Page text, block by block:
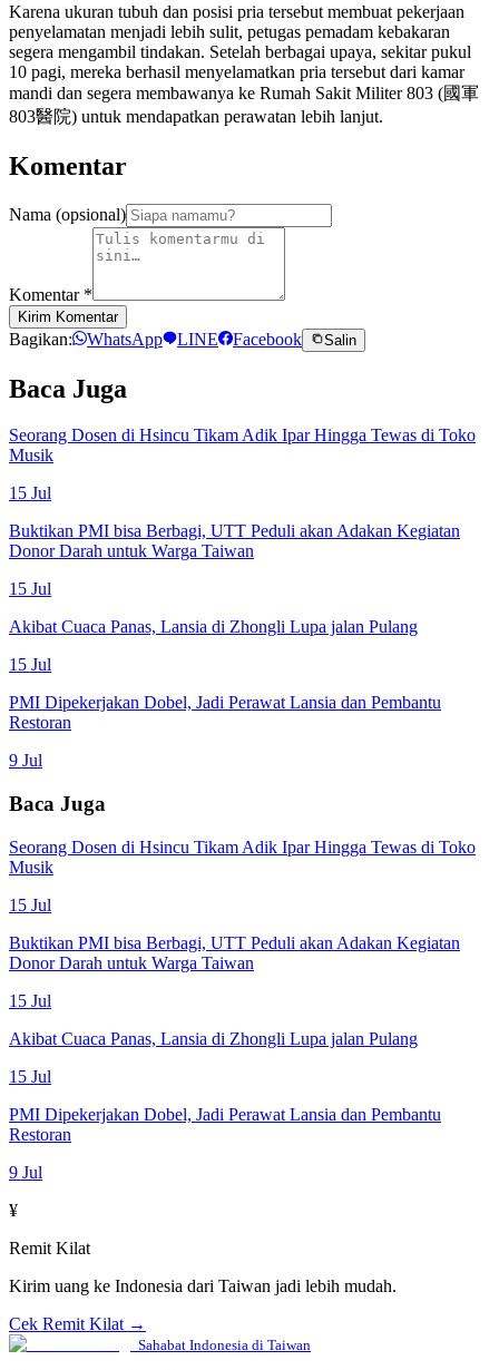
Karena ukuran tubuh dan posisi pria tersebut membuat pekerjaan
penyelamatan menjadi lebih sulit, petugas pemadam kebakaran
segera mengambil tindakan. Setelah berbagai upaya, sekitar pukul
10 pagi, mereka berhasil menyelamatkan pria tersebut dari kamar
mandi dan segera membawanya ke Rumah Sakit Militer 803 (國軍
803醫院) untuk mendapatkan perawatan lebih lanjut.
Komentar
Nama (opsional)
Komentar *
Kirim Komentar
Bagikan: WhatsApp LINE Facebook Salin
Baca Juga
Seorang Dosen di Hsincu Tikam Adik Ipar Hingga Tewas di Toko
Musik
15 Jul
Buktikan PMI bisa Berbagi, UTT Peduli akan Adakan Kegiatan
Donor Darah untuk Warga Taiwan
15 Jul
Akibat Cuaca Panas, Lansia di Zhongli Lupa jalan Pulang
15 Jul
PMI Dipekerjakan Dobel, Jadi Perawat Lansia dan Pembantu
Restoran
9 Jul
Baca Juga
Seorang Dosen di Hsincu Tikam Adik Ipar Hingga Tewas di Toko
Musik
15 Jul
Buktikan PMI bisa Berbagi, UTT Peduli akan Adakan Kegiatan
Donor Darah untuk Warga Taiwan
15 Jul
Akibat Cuaca Panas, Lansia di Zhongli Lupa jalan Pulang
15 Jul
PMI Dipekerjakan Dobel, Jadi Perawat Lansia dan Pembantu
Restoran
9 Jul
¥
Remit Kilat
Kirim uang ke Indonesia dari Taiwan jadi lebih mudah.
Cek Remit Kilat →
Sahabat Indonesia di Taiwan